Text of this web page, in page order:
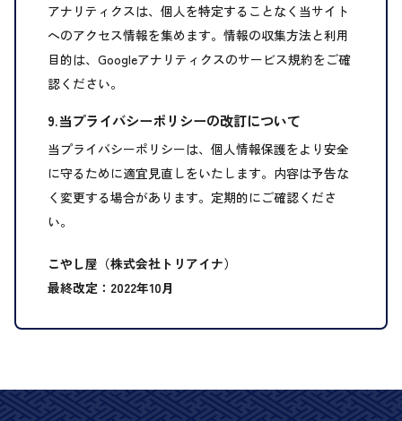
アナリティクスは、個人を特定することなく当サイト
へのアクセス情報を集めます。情報の収集方法と利用
目的は、Googleアナリティクスのサービス規約をご確
認ください。
9.当プライバシーポリシーの改訂について
当プライバシーポリシーは、個人情報保護をより安全
に守るために適宜見直しをいたします。内容は予告な
く変更する場合があります。定期的にご確認くださ
い。
こやし屋（株式会社トリアイナ）
最終改定：2022年10月